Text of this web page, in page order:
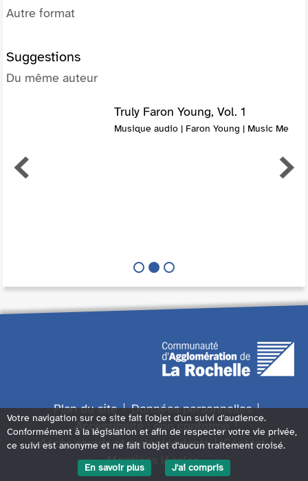
Autre format
Suggestions
Du même auteur
Truly Faron Young, Vol. 1
Musique audio | Faron Young | Music Me
Plan du site
Données personnelles
Accessibilité : non conforme
Accès sourds et malentendants
Contact
Mentions légales
Votre navigation sur ce site fait l'objet d'un suivi d'audience.
Conformément à la législation et afin de respecter votre vie privée,
ce suivi est anonyme et ne fait l'objet d'aucun traitement croisé.
En savoir plus
J'ai compris